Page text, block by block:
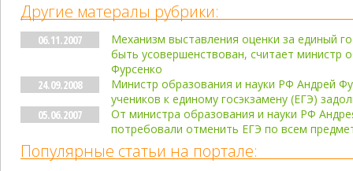
Другие матералы рубрики:
06.11.2007
Механизм выставления оценки за единый
быть усовершенствован, считает министр
Фурсенко
24.09.2008
Министр образования и науки РФ Андрей
учеников к единому госэкзамену (ЕГЭ)
05.06.2007
От министра образования и науки РФ
потребовали отменить ЕГЭ по всем
Популярные статьи на портале: